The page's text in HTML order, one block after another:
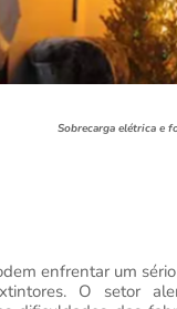
Sobrecarga elétrica e
enfrentar um
O setor